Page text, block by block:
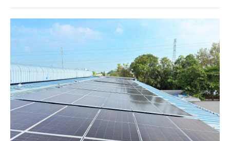
SeABank tiếp tục duy trì hoạt động hiệu quả, mở
rộng tín dụng, củng cố nguồn vốn và đảm bảo các
chỉ tiêu an toàn.